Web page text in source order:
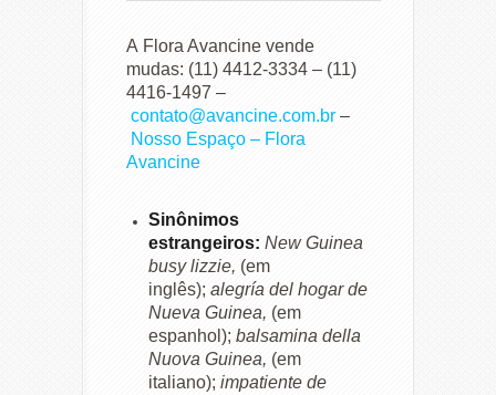
A Flora Avancine vende
mudas: (11) 4412-3334 – (11)
4416-1497 –
contato@avancine.com.br –
Nosso Espaço – Flora
Avancine
Sinônimos
estrangeiros: New Guinea
busy lizzie, (em
inglês); alegría del hogar de
Nueva Guinea, (em
espanhol); balsamina della
Nuova Guinea, (em
italiano); impatiente de